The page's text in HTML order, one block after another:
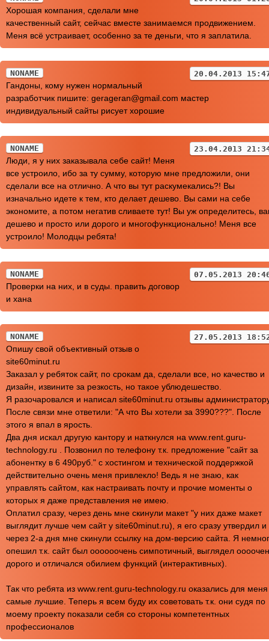
Хорошая компания, сделали мне
качественный сайт, сейчас вместе занимаемся продвижением.
Меня всё устраивает, особенно за те деньги, что я заплатила.
NONAME 20.04.2013
Гандоны, кому нужен нормальный
разработчик пишите: gerageran@gmail.com мастер
индивидуальный сайты рисует хорошие
NONAME 23.04.2013
Люди, я у них заказывала себе сайт! Меня
все устроило, ибо за ту сумму, которую мне предложили, они
сделали все на отлично. А что вы тут раскумекались?! Вы
изначально идете к тем, кто делает дешево. Вы сами на себе
экономите, а потом негатив сливаете тут! Вы уж определитесь,
дешево и просто или дорого и многофункционально! Меня все
устроило! Молодцы ребята!
NONAME 07.05.2013
Проверки на них, и в суды. править договор
и хана
NONAME 27.05.2013
Опишу свой объективный отзыв о
site60minut.ru
Заказал у ребяток сайт, по срокам да, сделали все, но качество и
дизайн, извините за резкость, но такое ублюдешество.
Я разочаровался и написал site60minut.ru отзывы
После связи мне ответили: "А что Вы хотели за 3990???". После
этого я впал в ярость.
Два дня искал другую кантору и наткнулся на www.rent.guru-
technology.ru . Позвонил по телефону т.к. предложение "сайт за
абонентку в 6 490руб." с хостингом и технической поддержкой
действительно очень меня привлекло! Ведь я не знаю, как
управлять сайтом, как настраивать почту и прочие моменты о
которых я даже представления не имею.
Оплатил сразу, через день мне скинули макет "у них даже макет
выглядит лучше чем сайт у site60minut.ru), я его сразу утвердил и
через 2-а дня мне скинули ссылку на дом-версию сайта. Я
опешил т.к. сайт был оооооочень симпотичный, выглядел
дорого и отличался обилием функций (интерактивных).
Так что ребята из www.rent.guru-technology.ru оказались для меня
самые лучшие. Теперь я всем буду их советовать т.к. они судя по
моему проекту показали себя со стороны компетентных
профессионалов